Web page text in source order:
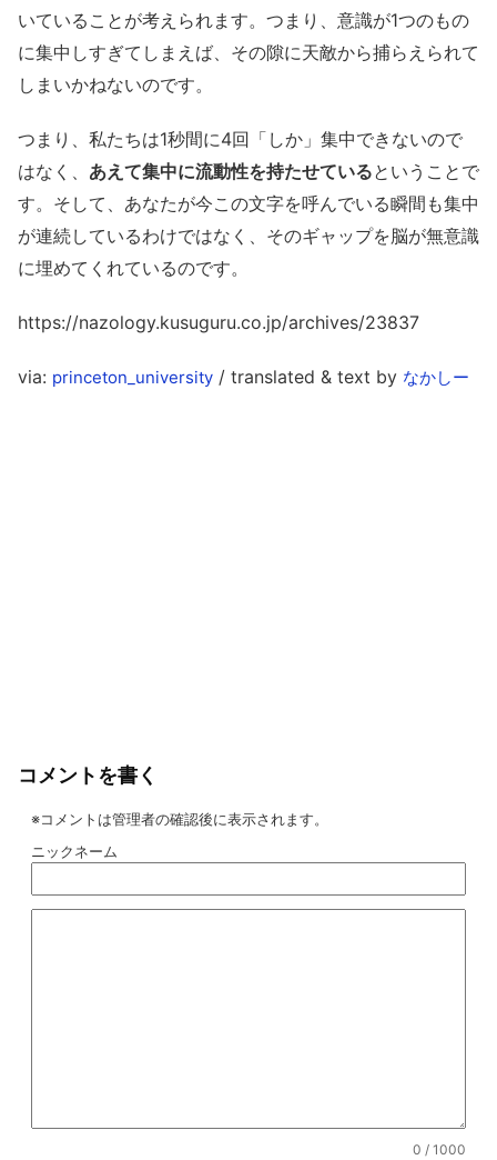
いていることが考えられます。つまり、意識が1つのもの
に集中しすぎてしまえば、その隙に天敵から捕らえられて
しまいかねないのです。
つまり、私たちは1秒間に4回「しか」集中できないので
はなく、 あえて集中に流動性を持たせているということで
す。そして、あなたが今この文字を呼んでいる瞬間も集中
が連続しているわけではなく、そのギャップを脳が無意識
に埋めてくれているのです。
https://nazology.kusuguru.co.jp/archives/23837
via: princeton_university / translated & text by なかしー
コメントを書く
※コメントは管理者の確認後に表示されます。
ニックネーム
0 / 1000